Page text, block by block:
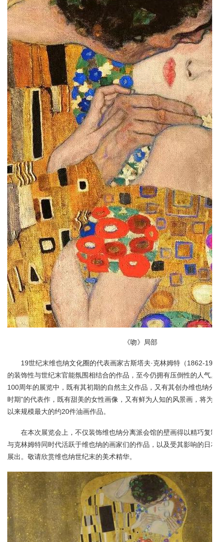
《吻》局部
19世纪末维也纳文化圈的代表画家古斯塔夫·克林姆特（1862-
的装饰性与世纪末官能氛围相结合的作品，至今仍拥有压倒性的人气
100周年的展览中，既有其初期的自然主义作品，又有其创办维也纳
时期”的代表作，既有甜美的女性画像，又有鲜为人知的风景画，将为
以来规模最大的约20件油画作品。
在本次展览会上，不仅装饰维也纳分离派会馆的壁画得以精巧复
与克林姆特同时代活跃于维也纳的画家们的作品，以及受其影响的日
展出。敬请欣赏维也纳世纪末的美术精华。